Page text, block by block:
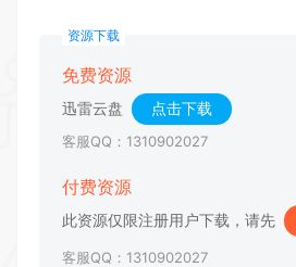
资源下载
免费资源
迅雷云盘 点击下载
客服QQ：1310902027
付费资源
此资源仅限注册用户下载，请先
客服QQ：1310902027